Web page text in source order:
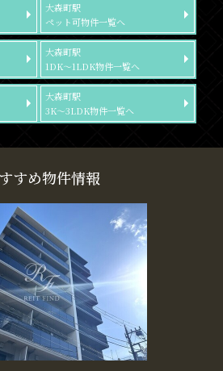
大森町駅
ペット可物件一覧へ
大森町駅
1DK～1LDK物件一覧へ
大森町駅
3K～3LDK物件一覧へ
すめ物件情報